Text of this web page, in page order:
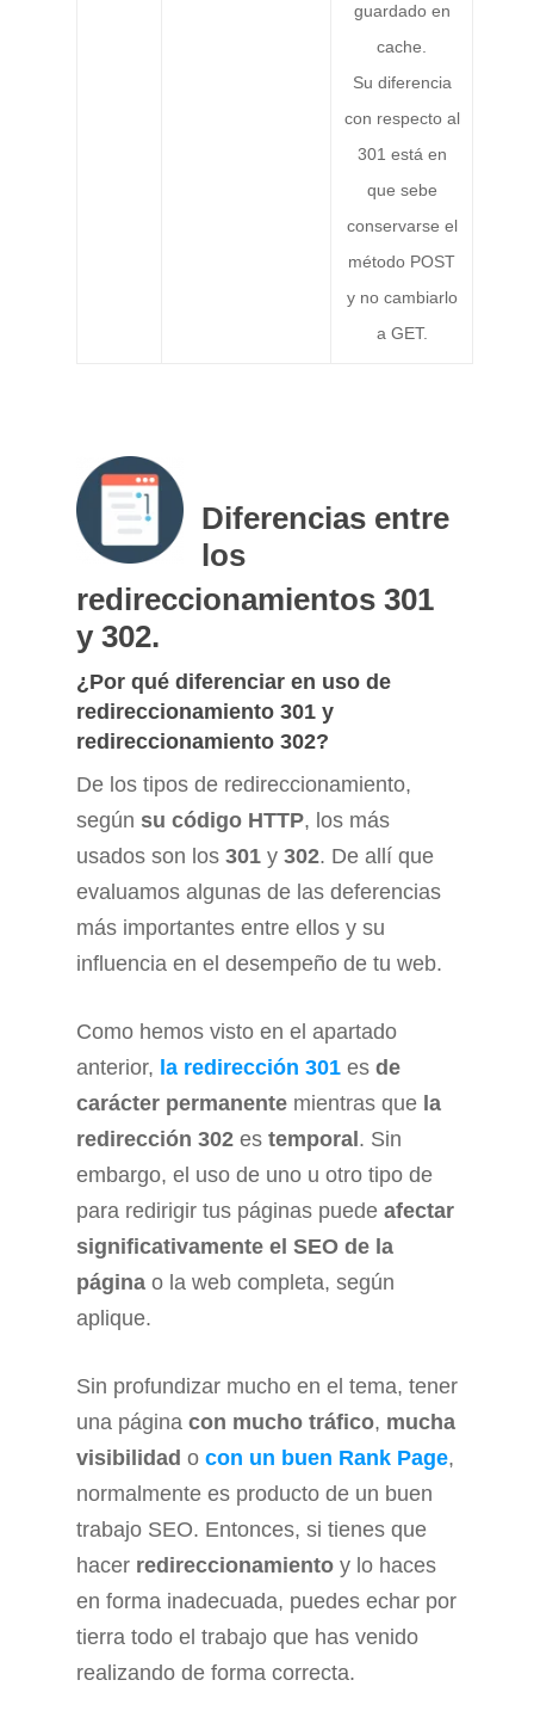
guardado en
cache.
Su diferencia
con respecto al
301 está en
que sebe
conservarse el
método POST
y no cambiarlo
a GET.
Diferencias entre
los
redireccionamientos 301
y 302.
¿Por qué diferenciar en uso de
redireccionamiento 301 y
redireccionamiento 302?
De los tipos de redireccionamiento,
según su código HTTP, los más
usados son los 301 y 302. De allí que
evaluamos algunas de las deferencias
más importantes entre ellos y su
influencia en el desempeño de tu web.
Como hemos visto en el apartado
anterior, la redirección 301 es de
carácter permanente mientras que la
redirección 302 es temporal . Sin
embargo, el uso de uno u otro tipo de
para redirigir tus páginas puede afectar
significativamente el SEO de la
página o la web completa, según
aplique.
Sin profundizar mucho en el tema, tener
una página con mucho tráfico, mucha
visibilidad o con un buen Rank Page,
normalmente es producto de un buen
trabajo SEO. Entonces, si tienes que
hacer redireccionamiento y lo haces
en forma inadecuada, puedes echar por
tierra todo el trabajo que has venido
realizando de forma correcta.